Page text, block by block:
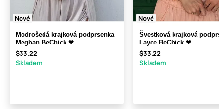
Nové
Modrošedá krajková podprsenka
Meghan BeChick ❤
$33.22
Skladem
Nové
Švestková krajková
Layce BeChick ❤
$33.22
Skladem